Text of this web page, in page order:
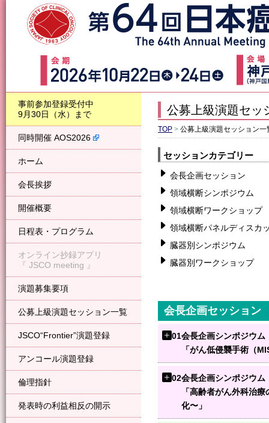
公募上級演題セッ
TOP > 公募上級演題セッション一
セッションカテゴリー
会長企画セッション
領域横断シンポジウム
領域横断ワークショップ
領域横断パネルディスカ
臓器別シンポジウム
臓器別ワークショップ
会長企画セッション
01会長企画シンポジウム
「がん低侵襲手術（
02会長企画シンポジウム
「高齢者がん外科治
化〜」
事前参加登録受付中
9月30日（水）まで
同時開催 AOS2026
ホーム
会長挨拶
開催概要
日程表・プログラム
オンライン抄録アプリ
『 JSCO meeting 』
演題募集要項
公募上級演題セッション一覧
JSCO“Frontier”演題登録
アンコール演題登録
倫理指針
発表時の利益相反の開示